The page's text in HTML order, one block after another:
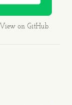
View on GitHub